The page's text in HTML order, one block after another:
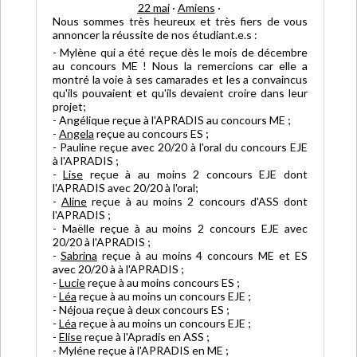
22 mai· Amiens ·
Nous sommes très heureux et très fiers de vous
annoncer la réussite de nos étudiant.e.s :
- Mylène qui a été reçue dès le mois de décembre
au concours ME ! Nous la remercions car elle a
montré la voie à ses camarades et les a convaincus
qu'ils pouvaient et qu'ils devaient croire dans leur
projet;
- Angélique reçue à l'APRADIS au concours ME ;
- Angela reçue au concours ES ;
- Pauline reçue avec 20/20 à l'oral du concours EJE
à l'APRADIS ;
- Lise reçue à au moins 2 concours EJE dont
l'APRADIS avec 20/20 à l'oral;
- Aline reçue à au moins 2 concours d'ASS dont
l'APRADIS ;
- Maëlle reçue à au moins 2 concours EJE avec
20/20 à l'APRADIS ;
- Sabrina reçue à au moins 4 concours ME et ES
avec 20/20 à à l'APRADIS ;
- Luciereçue à au moins concours ES ;
- Léa reçue à au moins un concours EJE ;
- Néjoua reçue à deux concours ES ;
- Léa reçue à au moins un concours EJE ;
- Elisereçue à l'Apradis en ASS ;
- Myléne reçue à l'APRADIS en ME ;